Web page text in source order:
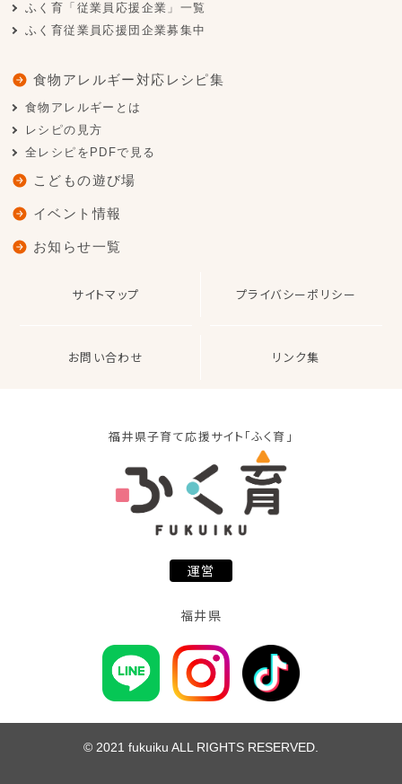
ふく育「従業員応援企業」一覧
ふく育従業員応援団企業募集中
食物アレルギー対応レシピ集
食物アレルギーとは
レシピの見方
全レシピをPDFで見る
こどもの遊び場
イベント情報
お知らせ一覧
サイトマップ プライバシーポリシー
お問い合わせ リンク集
福井県子育て応援サイト「ふく育」
運営
福井県
© 2021 fukuiku ALL RIGHTS RESERVED.